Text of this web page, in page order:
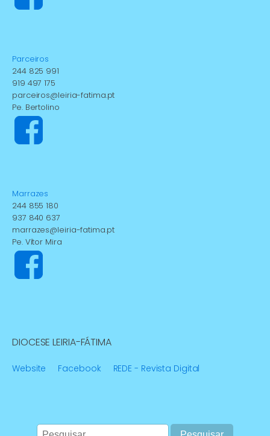
Parceiros
244 825 991
919 497 175
parceiros@leiria-fatima.pt
Pe. Bertolino
Marrazes
244 855 180
937 840 637
marrazes@leiria-fatima.pt
Pe. Vítor Mira
DIOCESE LEIRIA-FÁTIMA
Website Facebook REDE - Revista Digital
Pesquisar